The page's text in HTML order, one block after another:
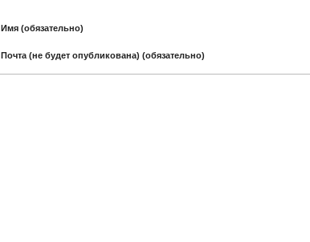
Имя (обязательно)
Почта (не будет опубликована) (обязательно)